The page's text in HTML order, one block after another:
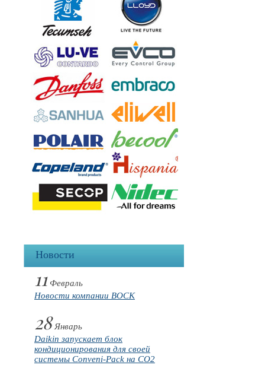
Новости
11 Февраль
Новости компании BOCK
28Январь
Daikin запускает блок
кондиционирования для своей
системы Conveni-Pack на CO2